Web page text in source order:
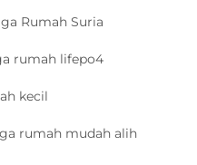
Rumah Suria
rumah lifepo4
kecil
rumah mudah alih